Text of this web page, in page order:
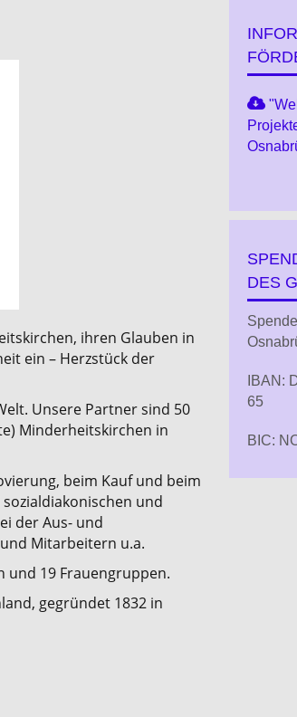
ihren Glauben in
ein – Herzstück der
Unsere Partner sind 50
Minderheitskirchen in
beim Kauf und beim
und
der Aus- und
Mitarbeitern u.a.
und 19 Frauengruppen.
gegründet 1832 in
DES
IBAN:
65
BIC: